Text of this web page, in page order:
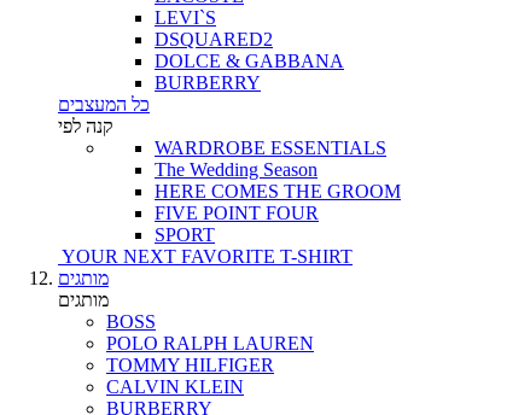
LEVI`S
DSQUARED2
DOLCE & GABBANA
BURBERRY
כל המעצבים
קנה לפי
WARDROBE ESSENTIALS
The Wedding Season
HERE COMES THE GROOM
FIVE POINT FOUR
SPORT
YOUR NEXT FAVORITE T-SHIRT
מותגים
מותגים
BOSS
POLO RALPH LAUREN
TOMMY HILFIGER
CALVIN KLEIN
BURBERRY